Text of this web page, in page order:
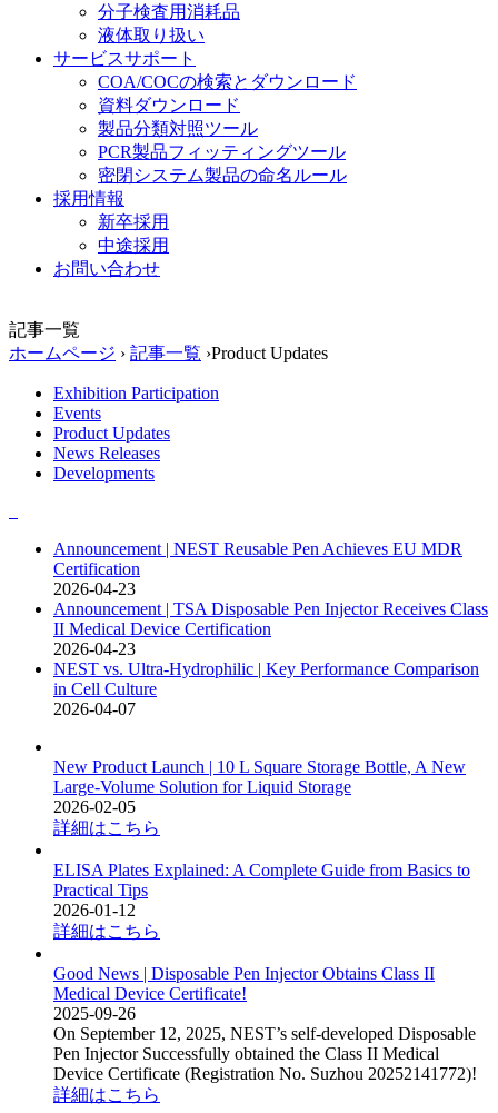
分子検査用消耗品
液体取り扱い
サービスサポート
COA/COCの検索とダウンロード
資料ダウンロード
製品分類対照ツール
PCR製品フィッティングツール
密閉システム製品の命名ルール
採用情報
新卒採用
中途採用
お問い合わせ
記事一覧
ホームページ › 記事一覧 ›Product Updates
Exhibition Participation
Events
Product Updates
News Releases
Developments
Announcement | NEST Reusable Pen Achieves EU MDR
Certification
2026-04-23
Announcement | TSA Disposable Pen Injector Receives Class
II Medical Device Certification
2026-04-23
NEST vs. Ultra-Hydrophilic | Key Performance Comparison
in Cell Culture
2026-04-07
New Product Launch | 10 L Square Storage Bottle, A New
Large-Volume Solution for Liquid Storage
2026-02-05
詳細はこちら
ELISA Plates Explained: A Complete Guide from Basics to
Practical Tips
2026-01-12
詳細はこちら
Good News | Disposable Pen Injector Obtains Class II
Medical Device Certificate!
2025-09-26
On September 12, 2025, NEST’s self-developed Disposable
Pen Injector Successfully obtained the Class II Medical
Device Certificate (Registration No. Suzhou 20252141772)!
詳細はこちら